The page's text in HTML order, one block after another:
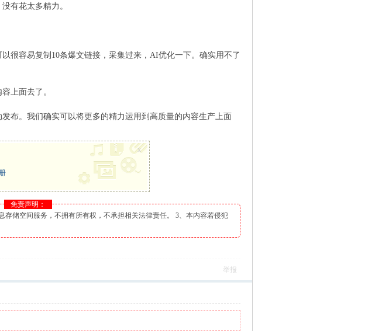
有花太多精力。
很容易复制10条爆文链接，采集过来，AI优化一下。确实用不了
上面去了。
布。我们确实可以将更多的精力运用到高质量的内容生产上面
x
免责声明：
储空间服务，不拥有所有权，不承担相关法律责任。 3、本内容若侵犯
举报